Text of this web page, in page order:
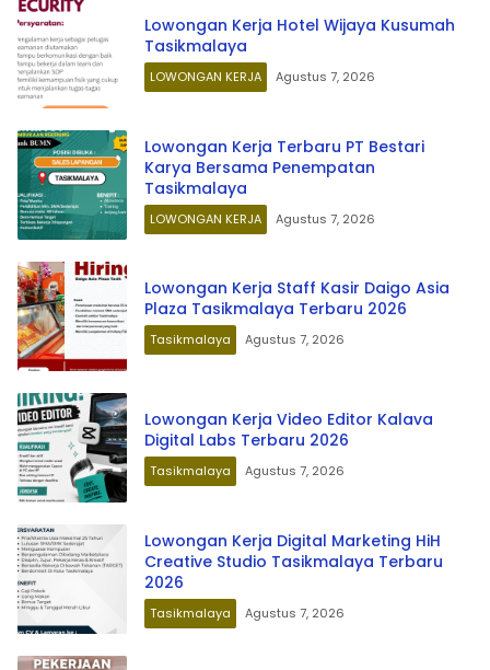
Lowongan Kerja Hotel Wijaya Kusumah
Tasikmalaya
LOWONGAN KERJA Agustus 7, 2026
Lowongan Kerja Terbaru PT Bestari
Karya Bersama Penempatan
Tasikmalaya
LOWONGAN KERJA Agustus 7, 2026
Lowongan Kerja Staff Kasir Daigo Asia
Plaza Tasikmalaya Terbaru 2026
Tasikmalaya Agustus 7, 2026
Lowongan Kerja Video Editor Kalava
Digital Labs Terbaru 2026
Tasikmalaya Agustus 7, 2026
Lowongan Kerja Digital Marketing HiH
Creative Studio Tasikmalaya Terbaru
2026
Tasikmalaya Agustus 7, 2026